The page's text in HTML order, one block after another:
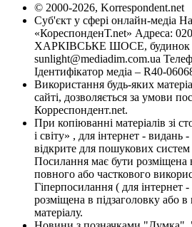
© 2000-2026, Korrespondent.net
Суб'єкт у сфері онлайн-медіа
«КореспонденТ.net» Адреса:
ХАРКІВСЬКЕ ШОСЕ, будинок
sunlight@mediadim.com.ua
Ідентифікатор медіа – R40-
Використання будь-яких
сайті, дозволяється за умови
Корреспондент.net.
При копіюванні матеріалів зі
і світу» , для інтернет - видань
відкрите для пошукових систем
Посилання має бути розміщена
повного або часткового
Гіперпосилання ( для інтернет
розміщена в підзаголовку або
матеріалу.